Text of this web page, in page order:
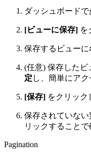
ダッシュボードで
[ビューに保存] を
保存するビューに
(任意) 保存したビ
定 し、簡単にアク
[保存] をクリック
保存されていな
リックすることで
Pagination